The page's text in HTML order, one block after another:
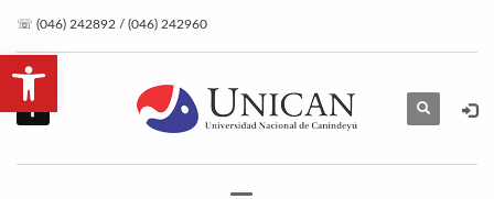
Abrir barra de herramientas
☏ (046) 242892 / (046) 242960